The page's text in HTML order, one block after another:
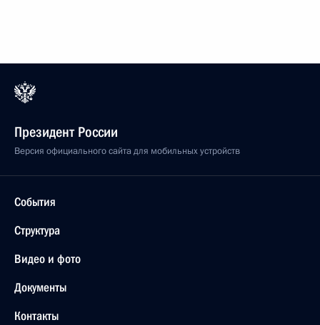
Президент России
Версия официального сайта для мобильных устройств
События
Структура
Видео и фото
Документы
Контакты